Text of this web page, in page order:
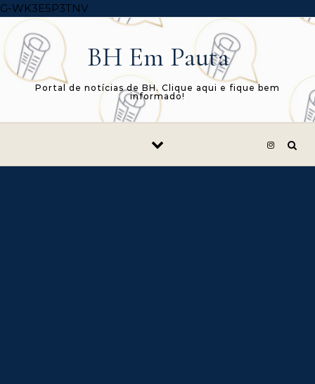
G-WK3E5P3TNVSkip to content
BH Em Pauta
Portal de notícias de BH. Clique aqui e fique bem
informado!